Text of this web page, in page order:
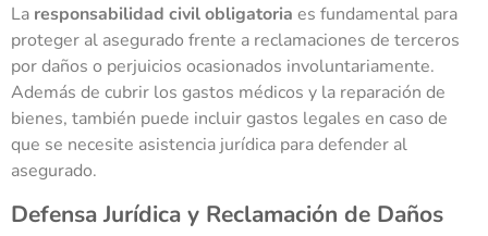
La responsabilidad civil obligatoria es fundamental para
proteger al asegurado frente a reclamaciones de terceros
por daños o perjuicios ocasionados involuntariamente.
Además de cubrir los gastos médicos y la reparación de
bienes, también puede incluir gastos legales en caso de
que se necesite asistencia jurídica para defender al
asegurado.
Defensa Jurídica y Reclamación de Daños